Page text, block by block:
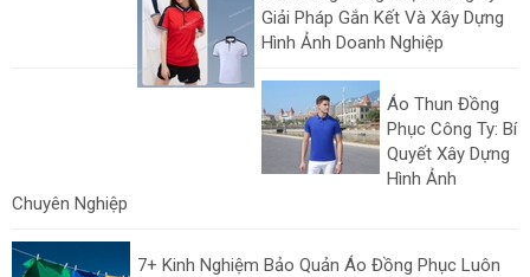
Giải Pháp Gắn Kết Và Xây Dựng
Hình Ảnh Doanh Nghiệp
Áo Thun Đồng
Phục Công Ty: Bí
Quyết Xây Dựng
Hình Ảnh
Chuyên Nghiệp
7+ Kinh Nghiệm Bảo Quản Áo Đồng Phục Luôn